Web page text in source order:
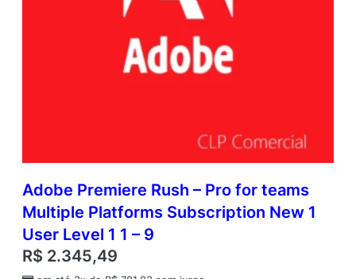
Adobe Premiere Rush – Pro for teams
Multiple Platforms Subscription New 1
User Level 1 1 – 9
R$ 2.345,49